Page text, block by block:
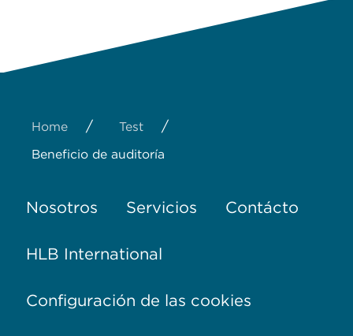
Home / Test /
Beneficio de auditoría
Nosotros Servicios Contácto
HLB International
Configuración de las cookies